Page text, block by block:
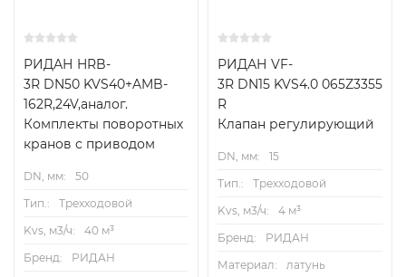
РИДАН HRB-
3R DN50 KVS40+AMB-
162R,24V,аналог.
Комплекты поворотных
кранов с приводом
DN, мм:
50
Тип.:
Трехходовой
Kvs, м3/ч:
40 м³
Бренд:
РИДАН
РИДАН VF-
3R DN15 KVS4.0 065Z3355
R
Клапан регулирующий
DN, мм:
15
Тип.:
Трехходовой
Kvs, м3/ч:
4 м³
Бренд:
РИДАН
Материал:
латунь